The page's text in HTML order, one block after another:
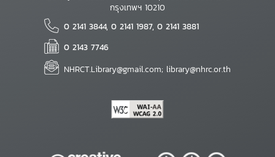
กรุงเทพฯ 10210
0 2141 3844, 0 2141 1987, 0 2141 3881
0 2143 7746
NHRCT.Library@gmail.com; library@nhrc.or.th